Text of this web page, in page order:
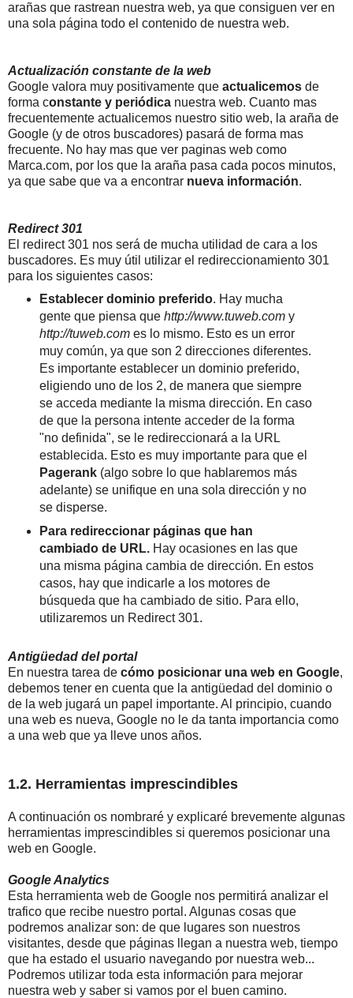
arañas que rastrean nuestra web, ya que consiguen ver en
una sola página todo el contenido de nuestra web.
Actualización constante de la web
Google valora muy positivamente que actualicemos de
forma constante y periódica nuestra web. Cuanto mas
frecuentemente actualicemos nuestro sitio web, la araña de
Google (y de otros buscadores) pasará de forma mas
frecuente. No hay mas que ver paginas web como
Marca.com, por los que la araña pasa cada pocos minutos,
ya que sabe que va a encontrar nueva información.
Redirect 301
El redirect 301 nos será de mucha utilidad de cara a los
buscadores. Es muy útil utilizar el redireccionamiento 301
para los siguientes casos:
Establecer dominio preferido. Hay mucha
gente que piensa que http://www.tuweb.comy
http://tuweb.comes lo mismo. Esto es un error
muy común, ya que son 2 direcciones diferentes.
Es importante establecer un dominio preferido,
eligiendo uno de los 2, de manera que siempre
se acceda mediante la misma dirección. En caso
de que la persona intente acceder de la forma
"no definida", se le redireccionará a la URL
establecida. Esto es muy importante para que el
Pagerank(algo sobre lo que hablaremos más
adelante) se unifique en una sola dirección y no
se disperse.
Para redireccionar páginas que han
cambiado de URL.Hay ocasiones en las que
una misma página cambia de dirección. En estos
casos, hay que indicarle a los motores de
búsqueda que ha cambiado de sitio. Para ello,
utilizaremos un Redirect 301.
Antigüedad del portal
En nuestra tarea de cómo posicionar una web en Google,
debemos tener en cuenta que la antigüedad del dominio o
de la web jugará un papel importante. Al principio, cuando
una web es nueva, Google no le da tanta importancia como
a una web que ya lleve unos años.
1.2. Herramientas imprescindibles
A continuación os nombraré y explicaré brevemente algunas
herramientas imprescindibles si queremos posicionar una
web en Google.
Google Analytics
Esta herramienta web de Google nos permitirá analizar el
trafico que recibe nuestro portal. Algunas cosas que
podremos analizar son: de que lugares son nuestros
visitantes, desde que páginas llegan a nuestra web, tiempo
que ha estado el usuario navegando por nuestra web...
Podremos utilizar toda esta información para mejorar
nuestra web y saber si vamos por el buen camino.